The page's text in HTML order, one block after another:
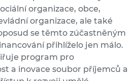
organizace, obce,
organizace, ale také
se těmto zúčastněným
přihlíželo jen málo.
program pro
a inovace soubor příjemců a